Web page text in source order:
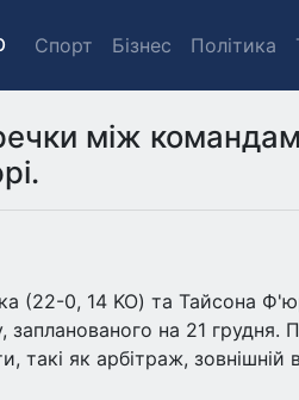
Спорт Бізнес Політика
між
(22-0, 14 KO) та Тайсона
запланованого на 21 грудня.
такі як арбітраж, зовнішній